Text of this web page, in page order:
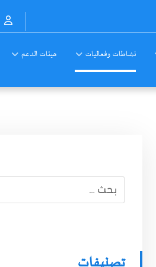
نشاطات وفعاليات هيئات الدعم